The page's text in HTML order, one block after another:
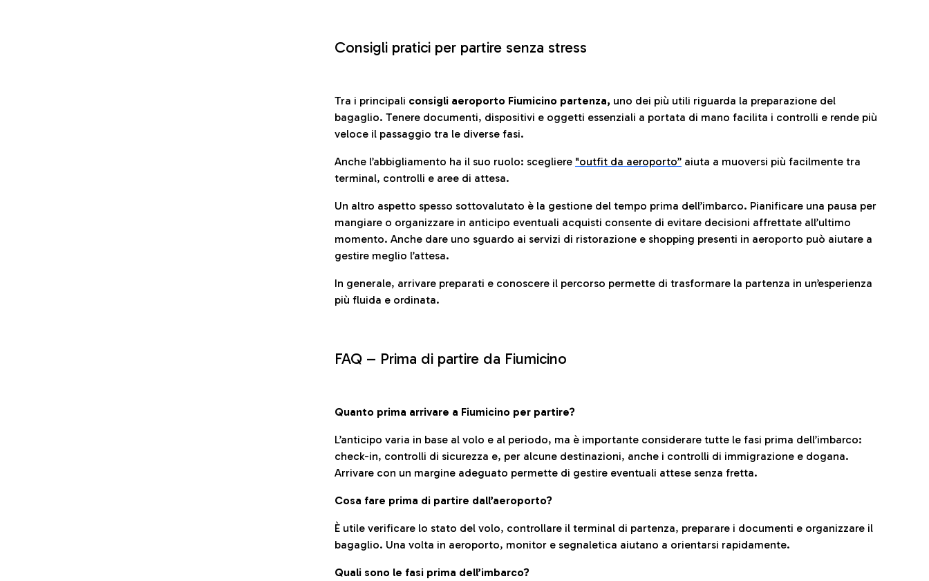
Consigli pratici per partire senza stress
Tra i principali consigli aeroporto Fiumicino partenza, uno dei più utili riguarda la preparazione del
bagaglio. Tenere documenti, dispositivi e oggetti essenziali a portata di mano facilita i controlli e rende più
veloce il passaggio tra le diverse fasi.
Anche l’abbigliamento ha il suo ruolo: scegliere "outfit da aeroporto” aiuta a muoversi più facilmente tra
terminal, controlli e aree di attesa.
Un altro aspetto spesso sottovalutato è la gestione del tempo prima dell’imbarco. Pianificare una pausa per
mangiare o organizzare in anticipo eventuali acquisti consente di evitare decisioni affrettate all’ultimo
momento. Anche dare uno sguardo ai servizi di ristorazione e shopping presenti in aeroporto può aiutare a
gestire meglio l’attesa.
In generale, arrivare preparati e conoscere il percorso permette di trasformare la partenza in un’esperienza
più fluida e ordinata.
FAQ – Prima di partire da Fiumicino
Quanto prima arrivare a Fiumicino per partire?
L’anticipo varia in base al volo e al periodo, ma è importante considerare tutte le fasi prima dell’imbarco:
check-in, controlli di sicurezza e, per alcune destinazioni, anche i controlli di immigrazione e dogana.
Arrivare con un margine adeguato permette di gestire eventuali attese senza fretta.
Cosa fare prima di partire dall’aeroporto?
È utile verificare lo stato del volo, controllare il terminal di partenza, preparare i documenti e organizzare il
bagaglio. Una volta in aeroporto, monitor e segnaletica aiutano a orientarsi rapidamente.
Quali sono le fasi prima dell’imbarco?